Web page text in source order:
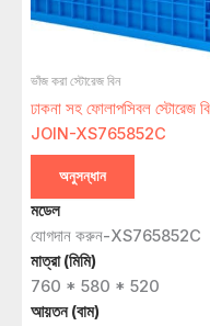
ভাঁজ করা স্টোরেজ বিন
ঢাকনা সহ ফোলাপসিবল স্টোরেজ
JOIN-XS765852C
অনুসন্ধান
মডেল
যোগদান করুন-XS765852C
মাত্রা (মিমি)
760 * 580 * 520
আয়তন (বাম)